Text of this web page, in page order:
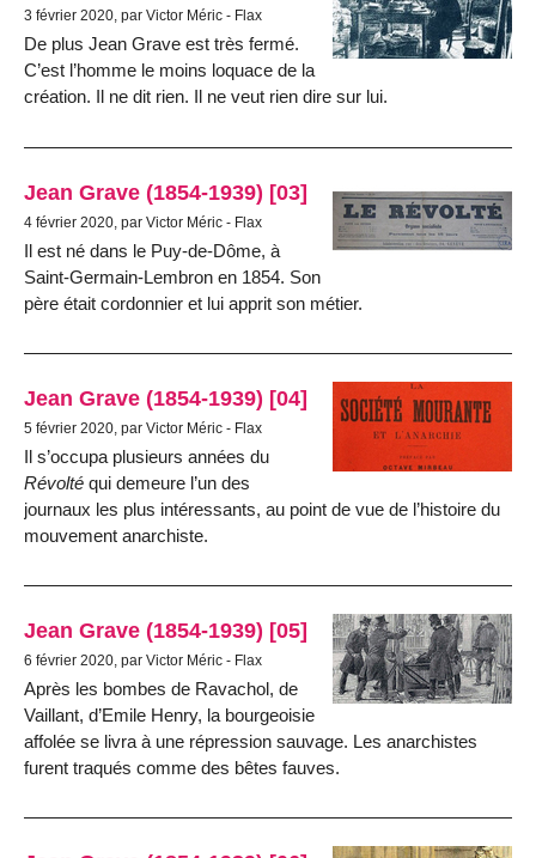
3 février 2020, par Victor Méric - Flax
De plus Jean Grave est très fermé.
C’est l’homme le moins loquace de la
création. Il ne dit rien. Il ne veut rien dire sur lui.
Jean Grave (1854-1939) [03]
4 février 2020, par Victor Méric - Flax
Il est né dans le Puy-de-Dôme, à
Saint-Germain-Lembron en 1854. Son
père était cordonnier et lui apprit son métier.
Jean Grave (1854-1939) [04]
5 février 2020, par Victor Méric - Flax
Il s’occupa plusieurs années du
Révolté qui demeure l’un des
journaux les plus intéressants, au point de vue de l’histoire du
mouvement anarchiste.
Jean Grave (1854-1939) [05]
6 février 2020, par Victor Méric - Flax
Après les bombes de Ravachol, de
Vaillant, d’Emile Henry, la bourgeoisie
affolée se livra à une répression sauvage. Les anarchistes
furent traqués comme des bêtes fauves.